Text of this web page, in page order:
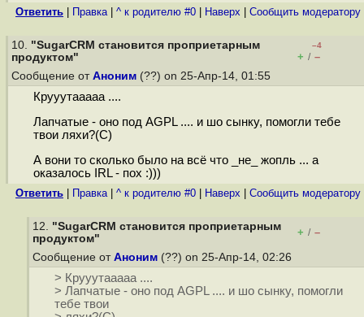
Ответить Правка| ^ к родителю #0 Наверх Cообщить модератору
10. "SugarCRM становится проприетарным
продуктом"
–4
+ / –
Сообщение от Аноним (??) on 25-Апр-14, 01:55
Крууутааааа ....
Лапчатые - оно под AGPL .... и шо сынку, помогли тебе
твои ляхи?(С)
А вони то сколько было на всё что _не_ жопль ... а
оказалось IRL - пох :)))
Ответить Правка| ^ к родителю #0 Наверх Cообщить модератору
12. "SugarCRM становится проприетарным
продуктом"
+ / –
Сообщение от Аноним (??) on 25-Апр-14, 02:26
> Крууутааааа ....
> Лапчатые - оно под AGPL .... и шо сынку, помогли
тебе твои